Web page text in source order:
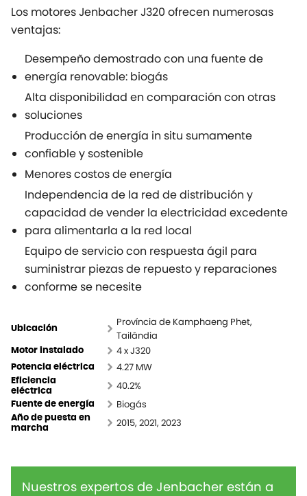
Los motores Jenbacher J320 ofrecen numerosas
ventajas:
Desempeño demostrado con una fuente de
energía renovable: biogás
Alta disponibilidad en comparación con otras
soluciones
Producción de energía in situ sumamente
confiable y sostenible
Menores costos de energía
Independencia de la red de distribución y
capacidad de vender la electricidad excedente
para alimentarla a la red local
Equipo de servicio con respuesta ágil para
suministrar piezas de repuesto y reparaciones
conforme se necesite
Ubicación
Província de Kamphaeng Phet,
Tailândia
Motor instalado 4 x J320
Potencia eléctrica 4.27 MW
Eficiencia
eléctrica
40.2%
Fuente de energía Biogás
Año de puesta en
marcha
2015, 2021, 2023
Nuestros expertos de Jenbacher están a